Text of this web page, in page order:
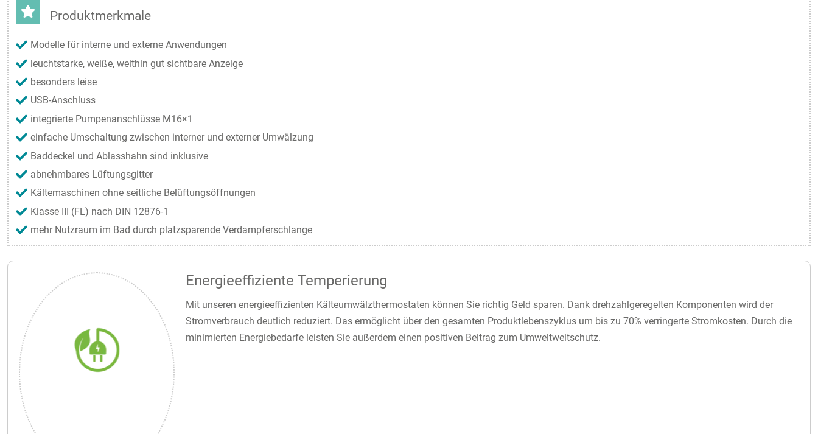
Energieeffiziente Temperierung
Mit unseren energieeffizienten Kälteumwälzthermostaten können Sie richtig Geld sparen. Dank drehzahlgeregelten Komponenten wird der
Stromverbrauch deutlich reduziert. Das ermöglicht über den gesamten Produktlebenszyklus um bis zu 70% verringerte Stromkosten. Durch die
minimierten Energiebedarfe leisten Sie außerdem einen positiven Beitrag zum Umweltweltschutz.
Produktmerkmale
Modelle für interne und externe Anwendungen
leuchtstarke, weiße, weithin gut sichtbare Anzeige
besonders leise
USB-Anschluss
integrierte Pumpenanschlüsse M16×1
einfache Umschaltung zwischen interner und externer Umwälzung
Baddeckel und Ablasshahn sind inklusive
abnehmbares Lüftungsgitter
Kältemaschinen ohne seitliche Belüftungsöffnungen
Klasse III (FL) nach DIN 12876-1
mehr Nutzraum im Bad durch platzsparende Verdampferschlange